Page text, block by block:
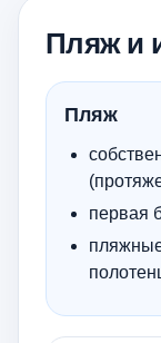
Пляж и
Пляж
первая